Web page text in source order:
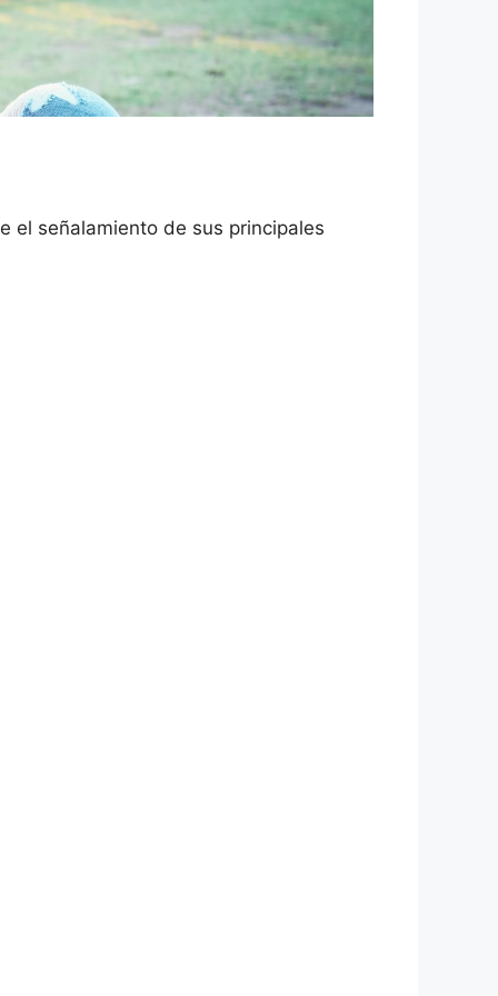
el señalamiento de sus principales